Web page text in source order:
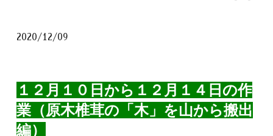
2020/12/09
１２月１０日から１２月１４日の作
業（原木椎茸の「木」を山から搬出
編）